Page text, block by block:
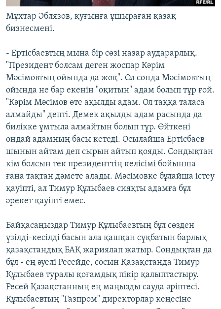
Мұхтар Әблязов, қуғынға ұшыраған қазақ
бизнесмені.
- Ертісбаевтың мына бір сөзі назар аударарлық.
"Президент болсам деген жоспар Кәрім
Мәсімовтың ойында да жоқ". Ол сонда Мәсімовтың
ойында не бар екенін "оқитын" адам болып тұр ғой.
"Кәрім Мәсімов өте ақылды адам. Ол таққа таласа
алмайды" депті. Демек ақылды адам расында да
билікке ұмтыла алмайтын болып тұр. Өйткені
ондай адамның басы кетеді. Осылайша Ертісбаев
шынын айтам деп сырын айтып қояды. Сондықтан
кім болсын тек президенттің келісімі бойынша
ғана тақтан дәмете алады. Мәсімовке бұлайша істеу
қауіпті, ал Тимур Құлыбаев сияқты адамға бұл
әрекет қауіпті емес.
Байқасаңыздар Тимур Құлыбаевтың бұл сөзден
үзілді-кесілді басын ала қашқан сұқбатын барлық
қазақстандық БАҚ жариялап жатыр. Сондықтан да
бұл - ең әуелі Ресейде, сосын Қазақстанда Тимур
Құлыбаев туралы қоғамдық пікір қалыптастыру.
Ресей Қазақстанның ең маңызды сауда әріптесі.
Құлыбаевтың "Газпром" директорлар кеңесіне